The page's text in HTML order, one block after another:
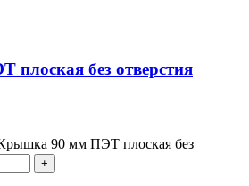
без отверстия
90 мм ПЭТ плоская без